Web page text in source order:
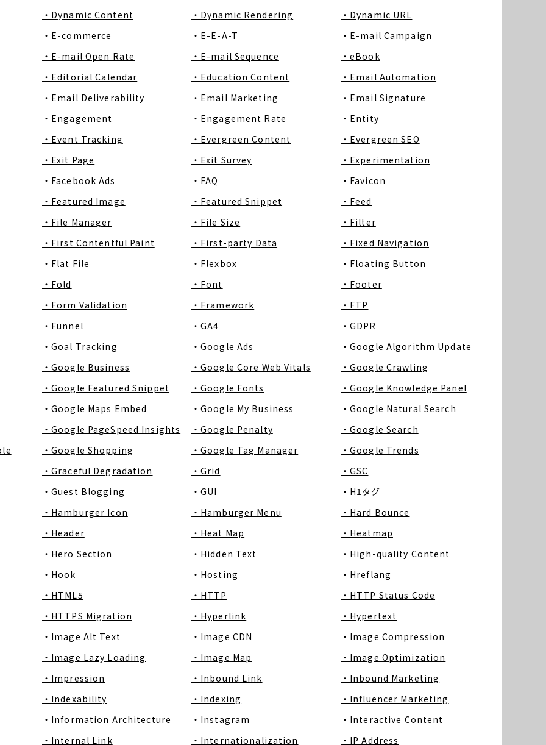
・Dynamic Content
・Dynamic Rendering
・Dynamic URL
・E-commerce
・E-E-A-T
・E-mail Campaign
・E-mail Open Rate
・E-mail Sequence
・eBook
・Editorial Calendar
・Education Content
・Email Automation
・Email Deliverability
・Email Marketing
・Email Signature
・Engagement
・Engagement Rate
・Entity
・Event Tracking
・Evergreen Content
・Evergreen SEO
・Exit Page
・Exit Survey
・Experimentation
・Facebook Ads
・FAQ
・Favicon
・Featured Image
・Featured Snippet
・Feed
・File Manager
・File Size
・Filter
・First Contentful Paint
・First-party Data
・Fixed Navigation
・Flat File
・Flexbox
・Floating Button
・Fold
・Font
・Footer
・Form Validation
・Framework
・FTP
・Funnel
・GA4
・GDPR
・Goal Tracking
・Google Ads
・Google Algorithm Update
・Google Business
・Google Core Web Vitals
・Google Crawling
・Google Featured Snippet
・Google Fonts
・Google Knowledge Panel
・Google Maps Embed
・Google My Business
・Google Natural Search
・Google PageSpeed Insights
・Google Penalty
・Google Search
・Google Shopping ・Google Tag Manager
・Google Trends
・Graceful Degradation
・Grid
・GSC
・Guest Blogging
・GUI
・H1タグ
・Hamburger Icon
・Hamburger Menu
・Hard Bounce
・Header
・Heat Map
・Heatmap
・Hero Section
・Hidden Text
・High-quality Content
・Hook
・Hosting
・Hreflang
・HTML5
・HTTP
・HTTP Status Code
・HTTPS Migration
・Hyperlink
・Hypertext
・Image Alt Text
・Image CDN
・Image Compression
・Image Lazy Loading
・Image Map
・Image Optimization
・Impression
・Inbound Link
・Inbound Marketing
・Indexability
・Indexing
・Influencer Marketing
・Information Architecture
・Instagram
・Interactive Content
・Internal Link
・Internationalization ・IP Address